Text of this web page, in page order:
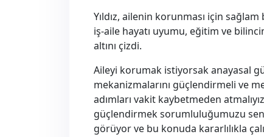
Yıldız, ailenin korunması için
iş-aile hayatı uyumu, eğitim ve
altını çizdi.
Aileyi korumak istiyorsak anayasal
mekanizmalarını güçlendirmeli ve
adımları vakit kaybetmeden
güçlendirmek sorumluluğumuzu
görüyor ve bu konuda kararlılıkla